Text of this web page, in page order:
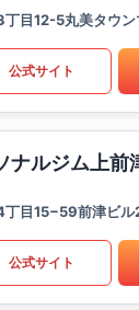
目12-5丸美タウン
公式サイト
ナルジム上前
丁目15−59前津ビ
公式サイト